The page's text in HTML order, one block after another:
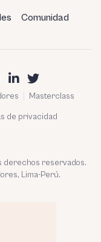
Comunidad
Masterclass
de privacidad
derechos reservados.
Lima-Perú.